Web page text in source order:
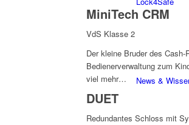
News &
MiniTech CRM
VdS Klasse 2
Der kleine Bruder des
Bedienerverwaltung zum
viel mehr…
DUET
Redundantes Schloss mit